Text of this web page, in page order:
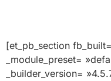
[et_pb_section
_module_preset=
_builder_version=